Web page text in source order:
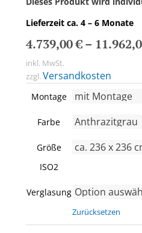
Lieferzeit ca. 4 – 6 Monate
4.739,00€–
inkl. MwSt.
zzgl. Versandkosten
Montage
Farbe
Größe
ISO2
Verglasung
Zurücksetzen